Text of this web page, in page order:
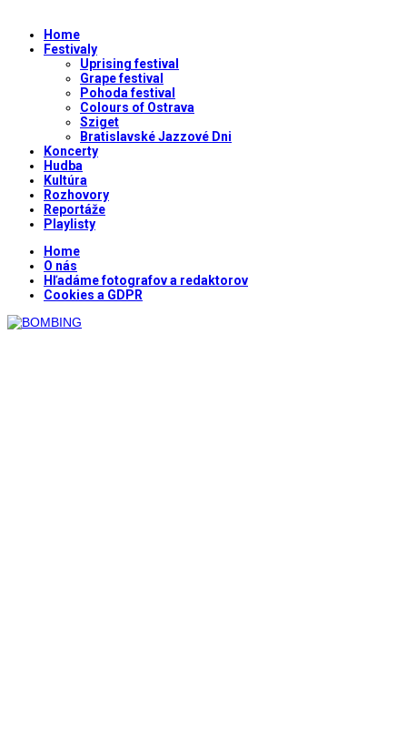
Home
Festivaly
Uprising festival
Grape festival
Pohoda festival
Colours of Ostrava
Sziget
Bratislavské Jazzové Dni
Koncerty
Hudba
Kultúra
Rozhovory
Reportáže
Playlisty
Home
O nás
Hľadáme fotografov a redaktorov
Cookies a GDPR